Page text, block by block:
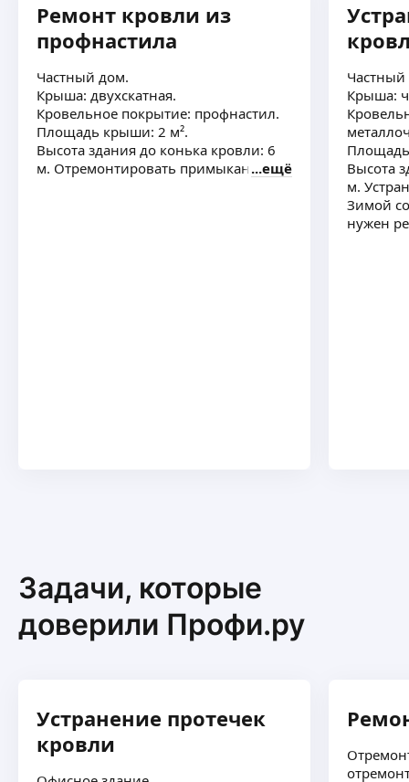
Ремонт кровли из
профнастила
Частный дом.
Крыша: двухскатная.
Кровельное покрытие: профнастил.
Площадь крыши: 2 м².
Высота здания до конька кровли: 6
м. Отремонтировать примыканияещё
Крыша:
Высота
м.
Зимой
нужен
Задачи, которые
доверили Профи.ру
Устранение протечек
кровли